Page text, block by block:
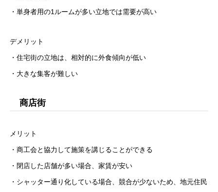
・単身者用の1ルームが多い立地では需要が高い
デメリット
・住宅街の立地は、相対的に外食傾向が低い
・大きな集客が難しい
商店街
メリット
・商工会と協力して施策を講じることができる
・閉店した店舗が多い場合、家賃が安い
・シャッター通り化している場合、競合が少ないため、地元住民